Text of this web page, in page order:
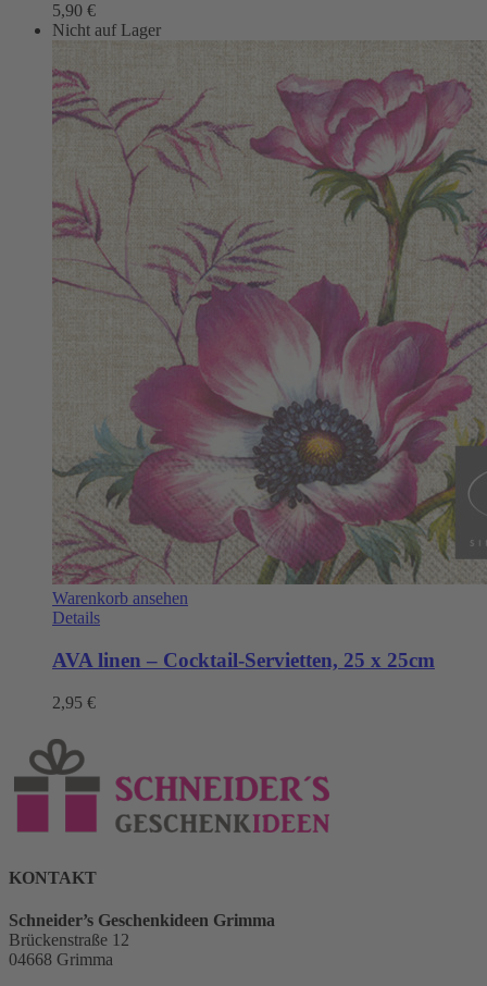
5,90 €
Nicht auf Lager
Warenkorb ansehen
Details
AVA linen – Cocktail-Servietten, 25 x 25cm
2,95 €
KONTAKT
Schneider’s Geschenkideen Grimma
Brückenstraße 12
04668 Grimma